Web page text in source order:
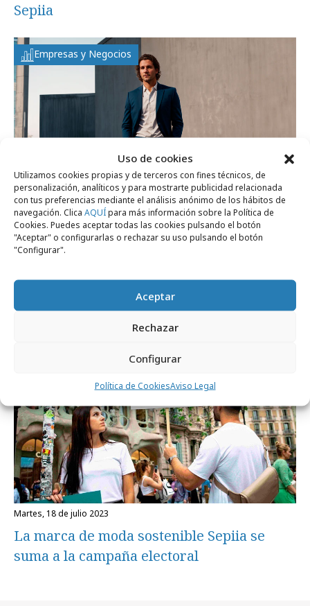
Uso de cookies
Utilizamos cookies propias y de terceros con fines técnicos, de
personalización, analíticos y para mostrarte publicidad relacionada
con tus preferencias mediante el análisis anónimo de los hábitos de
navegación. Clica AQUÍpara más información sobre la Política de
Cookies. Puedes aceptar todas las cookies pulsando el botón
"Aceptar" o configurarlas o rechazar su uso pulsando el botón
"Configurar".
Aceptar
Rechazar
Configurar
Política de CookiesAviso Legal
Sepiia
Empresas y Negocios
lunes, 26 de febrero 2024
creados con IA
martes, 18 de julio 2023
La marca de moda sostenible Sepiia se
suma a la campaña electoral